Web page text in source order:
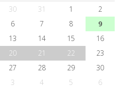
30 31 1
2
6 7 8
9
13 14 15
16
20 21 22
23
27 28 29
30
3 4 5 6